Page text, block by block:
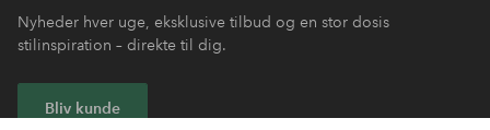
Nyheder hver uge, eksklusive tilbud og en stor dosis
stilinspiration – direkte til dig.
Bliv kunde